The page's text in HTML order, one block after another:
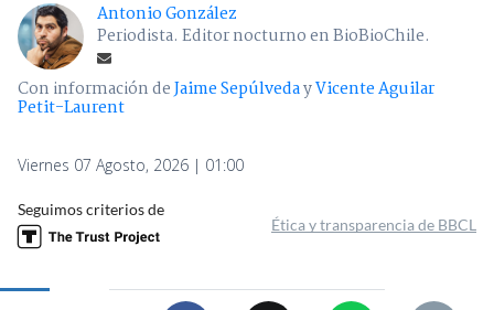
Antonio González
Periodista. Editor nocturno en BioBioChile.
Con información deJaime SepúlvedayVicente Aguilar
Petit-Laurent
Viernes 07 Agosto, 2026 | 01:00
Seguimos criterios de
Ética y transparencia de BBCL